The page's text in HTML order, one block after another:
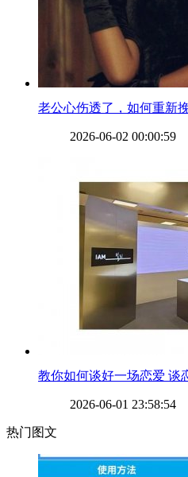
老公心伤透了，如何重新
2026-06-02 00:00:59
教你如何谈好一场恋爱 谈
2026-06-01 23:58:54
热门图文